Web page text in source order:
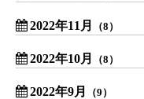
2022年11月 （8）
2022年10月 （8）
2022年9月 （9）